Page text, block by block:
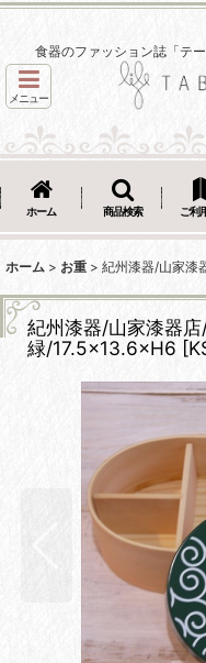
食器のファッション誌「テ
メニュー
ホーム 商品検索 ご利
ホーム > お重 > 紀州漆器/山家漆
紀州漆器/山家漆器
緑/17.5×13.6×H6 [